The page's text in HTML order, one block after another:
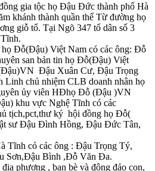
gia tộc họ Đậu Đức thành phố Hà
khánh thành quần thể Từ đường họ
giỗ tổ. Tại Ngõ 347 tổ dân số 3
Đỗ(Đậu) Việt Nam có các ông: Đỗ
san bản tin họ Đỗ(Đậu) Việt
Đậu Xuân Cư, Đậu Trọng
Linh chủ nhiệm CLB doanh nhân họ
ủy viên HĐhọ Đỗ (Đậu )VN
khu vực Nghệ Tĩnh có các
tịch,pct,thư ký hội đồng họ Đỗ(
sư Đậu Đình Hồng, Đậu Đức Tân,
Tĩnh có các ông : Đậu Trọng Tý,
Sơn,Đậu Bình ,Đỗ Văn Đa.
phương , bạn bè và đông đảo con,